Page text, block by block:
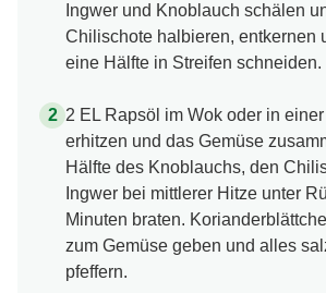
Ingwer und Knoblauch schälen
Chilischote halbieren, entkernen
eine Hälfte in Streifen schneiden.
2 EL Rapsöl im Wok oder in
erhitzen und das Gemüse
Hälfte des Knoblauchs, den
Ingwer bei mittlerer Hitze unter
Minuten braten.
zum Gemüse geben und alles
pfeffern.